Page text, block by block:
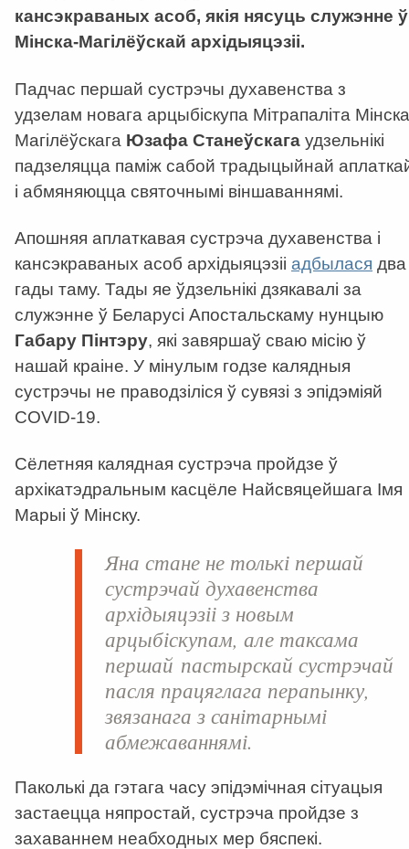
кансэкраваных асоб, якія нясуць служэнне ў
Мінска-Магілёўскай архідыяцэзіі.
Падчас першай сустрэчы духавенства з
удзелам новага арцыбіскупа Мітрапаліта
Магілёўскага Юзафа Станеўскага удзельнікі
падзеляцца паміж сабой традыцыйнай
і абмяняюцца святочнымі віншаваннямі.
Апошняя аплаткавая сустрэча духавенства і
кансэкраваных асоб архідыяцэзіі адбылася два
гады таму. Тады яе ўдзельнікі дзякавалі за
служэнне ў Беларусі Апостальскаму нунцыю
Габару Пінтэру, які завяршаў сваю місію ў
нашай краіне. У мінулым годзе калядныя
сустрэчы не праводзіліся ў сувязі з эпідэміяй
COVID-19.
Сёлетняя калядная сустрэча пройдзе ў
архікатэдральным касцёле Найсвяцейшага Імя
Марыі ў Мінску.
Яна стане не толькі першай
сустрэчай духавенства
архідыяцэзіі з новым
арцыбіскупам, але таксама
першай пастырскай сустрэчай
пасля працяглага перапынку,
звязанага з санітарнымі
абмежаваннямі.
Паколькі да гэтага часу эпідэмічная сітуацыя
застаецца няпростай, сустрэча пройдзе з
захаваннем неабходных мер бяспекі.